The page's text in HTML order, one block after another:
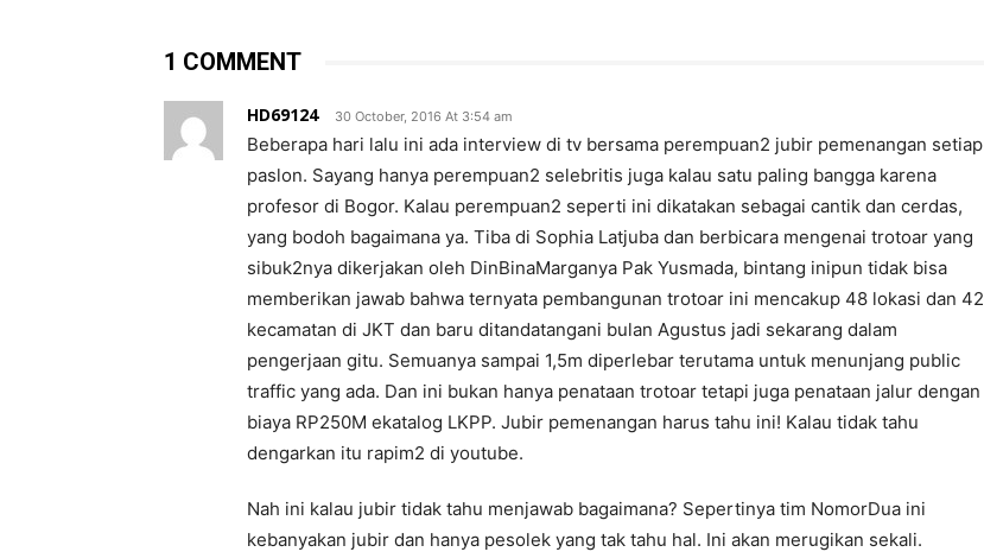
1 COMMENT
HD69124 30 October, 2016 At 3:54 am
Beberapa hari lalu ini ada interview di tv bersama perempuan2 jubir pemenangan setiap
paslon. Sayang hanya perempuan2 selebritis juga kalau satu paling bangga karena
profesor di Bogor. Kalau perempuan2 seperti ini dikatakan sebagai cantik dan cerdas,
yang bodoh bagaimana ya. Tiba di Sophia Latjuba dan berbicara mengenai trotoar yang
sibuk2nya dikerjakan oleh DinBinaMarganya Pak Yusmada, bintang inipun tidak bisa
memberikan jawab bahwa ternyata pembangunan trotoar ini mencakup 48 lokasi dan 42
kecamatan di JKT dan baru ditandatangani bulan Agustus jadi sekarang dalam
pengerjaan gitu. Semuanya sampai 1,5m diperlebar terutama untuk menunjang public
traffic yang ada. Dan ini bukan hanya penataan trotoar tetapi juga penataan jalur dengan
biaya RP250M ekatalog LKPP. Jubir pemenangan harus tahu ini! Kalau tidak tahu
dengarkan itu rapim2 di youtube.
Nah ini kalau jubir tidak tahu menjawab bagaimana? Sepertinya tim NomorDua ini
kebanyakan jubir dan hanya pesolek yang tak tahu hal. Ini akan merugikan sekali.